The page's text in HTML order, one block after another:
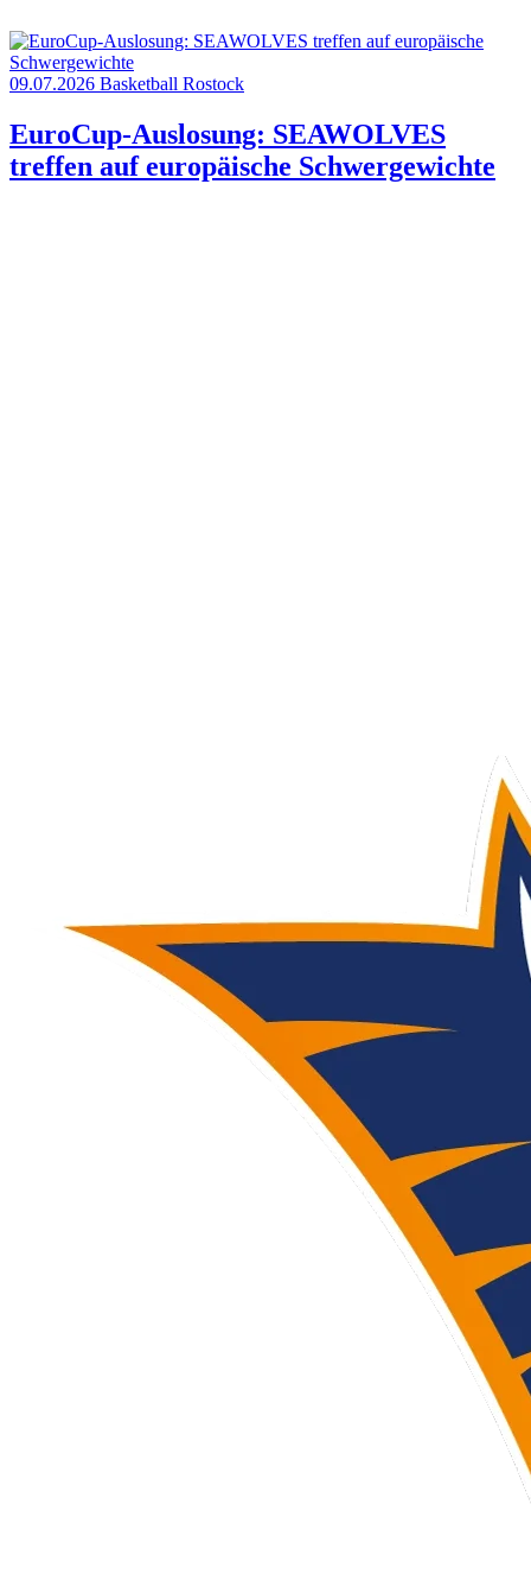
09.07.2026 Basketball Rostock
EuroCup-Auslosung: SEAWOLVES
treffen auf europäische Schwergewichte